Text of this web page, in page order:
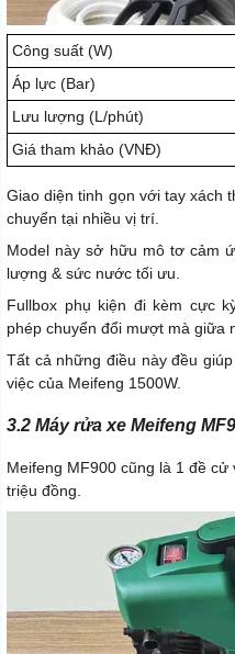
Công suất (W)
Áp lực (Bar)
Lưu lượng (L/phút)
Giá tham khảo (VNĐ)
Giao diện tinh gọn với tay xách
chuyển tại nhiều vị trí.
Model này sở hữu mô tơ cảm
lượng & sức nước tối ưu.
Fullbox phụ kiện đi kèm cực
phép chuyển đổi mượt mà giữa
Tất cả những điều này đều
việc của Meifeng 1500W.
3.2 Máy rửa xe Meifeng
Meifeng MF900 cũng là 1 đề
triệu đồng.